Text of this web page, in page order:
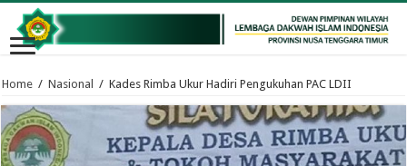
Home / Nasional / Kades Rimba Ukur Hadiri Pengukuhan PAC LDII